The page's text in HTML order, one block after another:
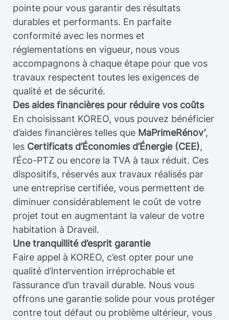
pointe pour vous garantir des résultats
durables et performants. En parfaite
conformité avec les normes et
réglementations en vigueur, nous vous
accompagnons à chaque étape pour que vos
travaux respectent toutes les exigences de
qualité et de sécurité.
Des aides financières pour réduire vos coûts
En choisissant KOREO, vous pouvez bénéficier
d’aides financières telles que MaPrimeRénov’,
les Certificats d’Économies d’Énergie (CEE),
l’Éco-PTZ ou encore la TVA à taux réduit. Ces
dispositifs, réservés aux travaux réalisés par
une entreprise certifiée, vous permettent de
diminuer considérablement le coût de votre
projet tout en augmentant la valeur de votre
habitation à Draveil.
Une tranquillité d’esprit garantie
Faire appel à KOREO, c’est opter pour une
qualité d’intervention irréprochable et
l’assurance d’un travail durable. Nous vous
offrons une garantie solide pour vous protéger
contre tout défaut ou problème ultérieur, vous